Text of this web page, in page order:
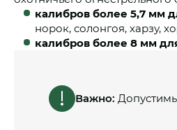
калибров более 5,7 мм
норок, солонгоя, харзу,
калибров более 8 мм
Важно: